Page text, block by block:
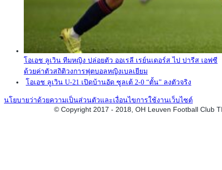
โอเอช ลูเวิน ทีมหญิง ปล่อยตัว ออเรลี เรย์นเดอร์ส ไป ปารีส เอฟซี
ด้วยค่าตัวสถิติวงการฟุตบอลหญิงเบลเยียม
โอเอช ลูเวิน U-21 เปิดบ้านอัด ซูลเต้ 2-0 “ตั้น” ลงตัวจริง
นโยบายว่าด้วยความเป็นส่วนตัวและเงื่อนไขการใช้งานเว็บไซต์
© Copyright 2017 - 2018, OH Leuven Football Club